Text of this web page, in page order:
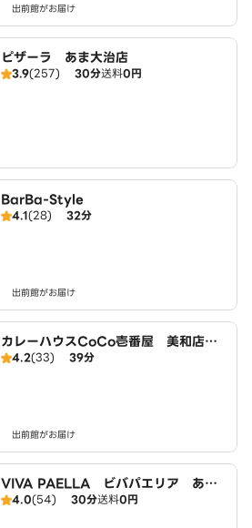
出前館がお届け
ピザーラ あま大治店
3.9(257) 30分送料0円
BarBa-Style
4.1(28) 32分
出前館がお届け
カレーハウスCoCo壱番屋 美和店（S
D）
4.2(33) 39分
出前館がお届け
VIVA PAELLA ビバパエリア あま
大治店
4.0(54) 30分送料0円